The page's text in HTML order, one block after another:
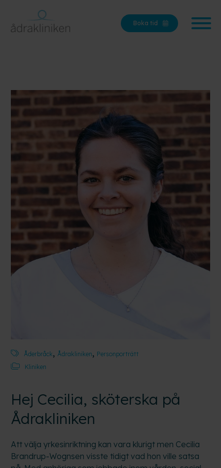
Boka tid
Åderbråck, Ådrakliniken, Personporträtt
Kliniken
Hej Cecilia, sköterska på
Ådrakliniken
Att välja yrkesinriktning kan vara klurigt men Cecilia
Brandrup-Wognsen visste tidigt vad hon ville satsa